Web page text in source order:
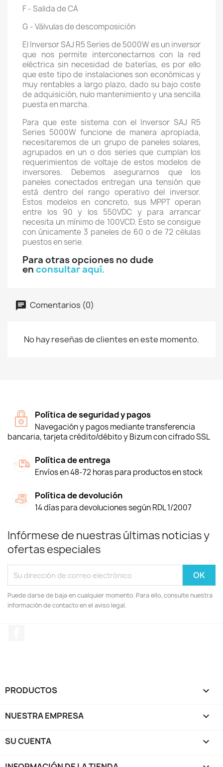
F - Salida de CA
G - Válvulas de descomposición
El Inversor SAJ R5 Series de 5000W es un inversor
que nos permite interconectarnos con la red
eléctrica sin necesidad de baterías, es por ello
que este tipo de instalaciones son económicas y
muy rentables a largo plazo, dado su bajo coste
de adquisición, nulo mantenimiento y una sencilla
puesta en marcha.
Para que este sistema con el Inversor SAJ R5
Series 5000W funcione de manera apropiada,
necesitaremos de un grupo de paneles solares,
agrupados en un o dos series que cumplan los
requerimientos de voltaje de estos modelos de
inversores. Debemos asegurarnos que los
paneles conectados entregan una tensión que
está dentro del rango operativo del inversor.
Estos modelos en concreto, sus MPPT operan
entre los 90 y los 550VDC y para arrancar
necesita un mínimo de 100VCD. Esto se consigue
con únicamente 3 paneles de 60 o de 72 células
puestos en serie.
Para otras opciones no dude
en consultar aquí.
Comentarios (0)
No hay reseñas de clientes en este momento.
Política de seguridad y pagos
Navegación y pagos mediante transferencia
bancaria, tarjeta crédito/débito y Bizum con cifrado SSL
Política de entrega
Envíos en 48-72 horas para productos en stock
Política de devolución
14 días para devoluciones según RDL 1/2007
Infórmese de nuestras últimas noticias y
ofertas especiales
Puede darse de baja en cualquier momento. Para ello, consulte nuestra
información de contacto en el aviso legal.
PRODUCTOS 
NUESTRA EMPRESA 
SU CUENTA 